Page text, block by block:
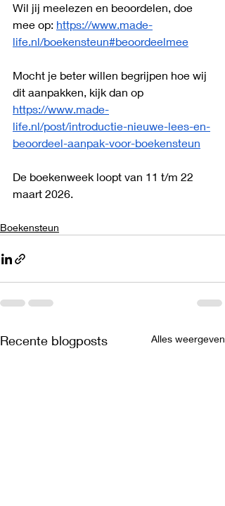
Wil jij meelezen en beoordelen, doe
mee op: https://www.made-
life.nl/boekensteun#beoordeelmee
Mocht je beter willen begrijpen hoe wij
dit aanpakken, kijk dan op
https://www.made-
life.nl/post/introductie-nieuwe-lees-en-
beoordeel-aanpak-voor-boekensteun
De boekenweek loopt van 11 t/m 22
maart 2026.
Boekensteun
Recente blogposts Alles weergeven